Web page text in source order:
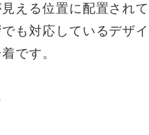
える位置に配置され
も対応しているデザ
です。